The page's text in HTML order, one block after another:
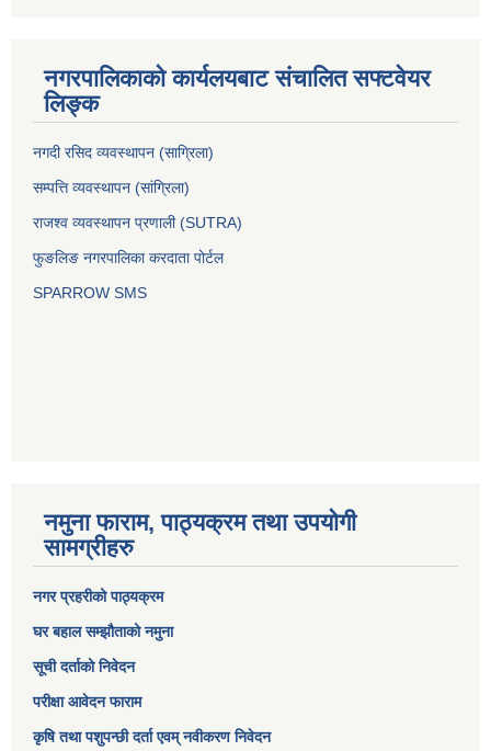
नगरपालिकाको कार्यलयबाट संचालित सफ्टवेयर
लिङ्क
नगदी रसिद व्यवस्थापन (साग्रिला)
सम्पत्ति व्यवस्थापन (सांग्रिला)
राजश्व व्यवस्थापन प्रणाली (SUTRA)
फुङलिङ नगरपालिका करदाता पोर्टल
SPARROW SMS
नमुना फाराम, पाठ्यक्रम तथा उपयोगी
सामग्रीहरु
नगर प्रहरीको पाठ्यक्रम
घर बहाल सम्झौताको नमुना
सूची दर्ताको निवेदन
परीक्षा आवेदन फाराम
कृषि तथा पशुपन्छी दर्ता एवम् नवीकरण निवेदन